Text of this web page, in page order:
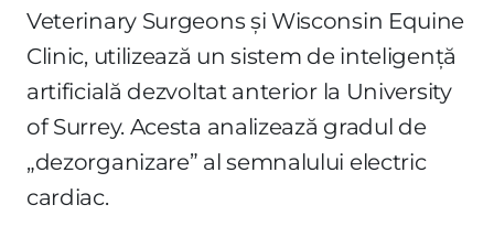
Veterinary Surgeons și Wisconsin Equine
Clinic, utilizează un sistem de inteligență
artificială dezvoltat anterior la University
of Surrey. Acesta analizează gradul de
„dezorganizare” al semnalului electric
cardiac.